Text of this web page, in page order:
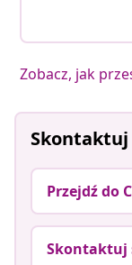
Zobacz, jak
Skontaktuj
Przejdź do
Skontaktuj